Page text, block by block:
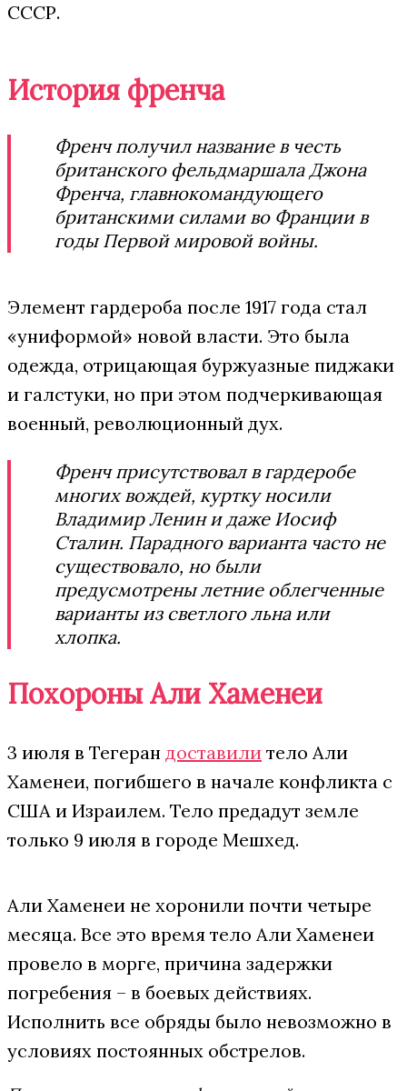
СССР.
История френча
Френч получил название в честь
британского фельдмаршала Джона
Френча, главнокомандующего
британскими силами во Франции в
годы Первой мировой войны.
Элемент гардероба после 1917 года стал
«униформой» новой власти. Это была
одежда, отрицающая буржуазные пиджаки
и галстуки, но при этом подчеркивающая
военный, революционный дух.
Френч присутствовал в гардеробе
многих вождей, куртку носили
Владимир Ленин и даже Иосиф
Сталин. Парадного варианта часто не
существовало, но были
предусмотрены летние облегченные
варианты из светлого льна или
хлопка.
Похороны Али Хаменеи
3 июля в Тегеран доставили тело Али
Хаменеи, погибшего в начале конфликта с
США и Израилем. Тело предадут земле
только 9 июля в городе Мешхед.
Али Хаменеи не хоронили почти четыре
месяца. Все это время тело Али Хаменеи
провело в морге, причина задержки
погребения – в боевых действиях.
Исполнить все обряды было невозможно в
условиях постоянных обстрелов.